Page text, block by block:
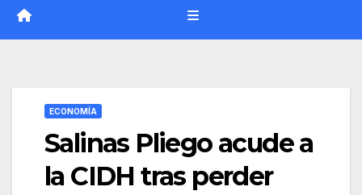
ECONOMÍA
Salinas Pliego acude a
la CIDH tras perder